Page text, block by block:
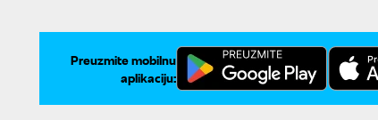
Preuzmite mobilnu
aplikaciju: